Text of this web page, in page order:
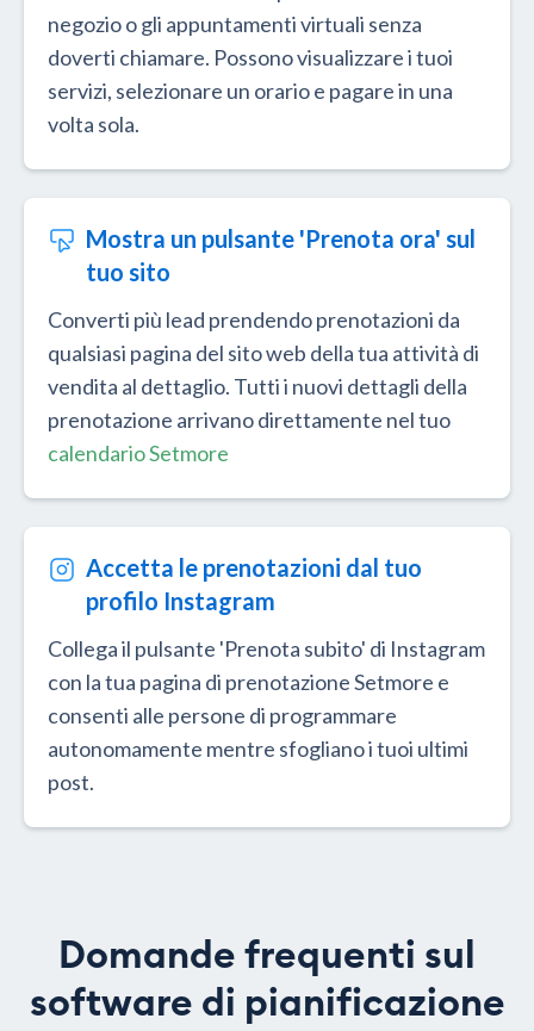
negozio o gli appuntamenti virtuali senza
doverti chiamare. Possono visualizzare i tuoi
servizi, selezionare un orario e pagare in una
volta sola.
Mostra un pulsante 'Prenota ora' sul
tuo sito
Converti più lead prendendo prenotazioni da
qualsiasi pagina del sito web della tua attività di
vendita al dettaglio. Tutti i nuovi dettagli della
prenotazione arrivano direttamente nel tuo
calendario Setmore
Accetta le prenotazioni dal tuo
profilo Instagram
Collega il pulsante 'Prenota subito' di Instagram
con la tua pagina di prenotazione Setmore e
consenti alle persone di programmare
autonomamente mentre sfogliano i tuoi ultimi
post.
Domande frequenti sul
software di pianificazione